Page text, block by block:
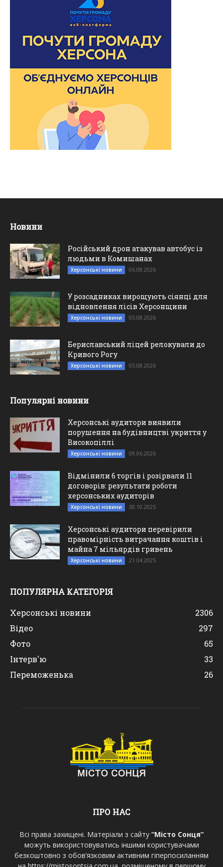
Новини
Російський дрон атакував автобус із
людьми в Комишанах
Херсонські новини 06.08.2026
У розсадниках вирощують сіянці для
відновлення лісів Херсонщини
Херсонські новини 05.08.2026
Бериславський ліцей релокували до
Кривого Рогу
Херсонські новини 05.08.2026
Популярні новини
Херсонські аудитори виявили
порушення на будівництві укриття у
Високопіллі
Херсонські новини 09.06.2026
Відмінили 6 торгів і розірвали 11
договорів: результати роботи
херсонських аудиторів
Херсонські новини 30.10.2025
Херсонські аудитори перевірили
правомірність витрачання коштів і
майна 7 мільярдів гривень
Херсонські новини 21.04.2025
ПОПУЛЯРНА КАТЕГОРІЯ
Херсонські новини
2306
Відео
297
Фото
65
Інтерв'ю
33
Переможенька
26
ПРО НАС
Всі права захищені. Матеріали з сайту “Місто Сонця”
можуть використовуватись іншими користувачами
безкоштовно з обов’язковим активним гіперпосиланням